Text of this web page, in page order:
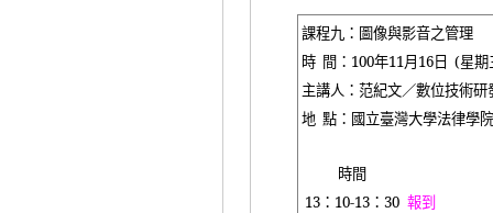
課程九：圖像與影音之管理
時 間： 100年11月16日 (星期
主講人：范紀文／數位技術研
地 點：國立臺灣大學法律學
時間
13 ： 10-13 ： 30 報到